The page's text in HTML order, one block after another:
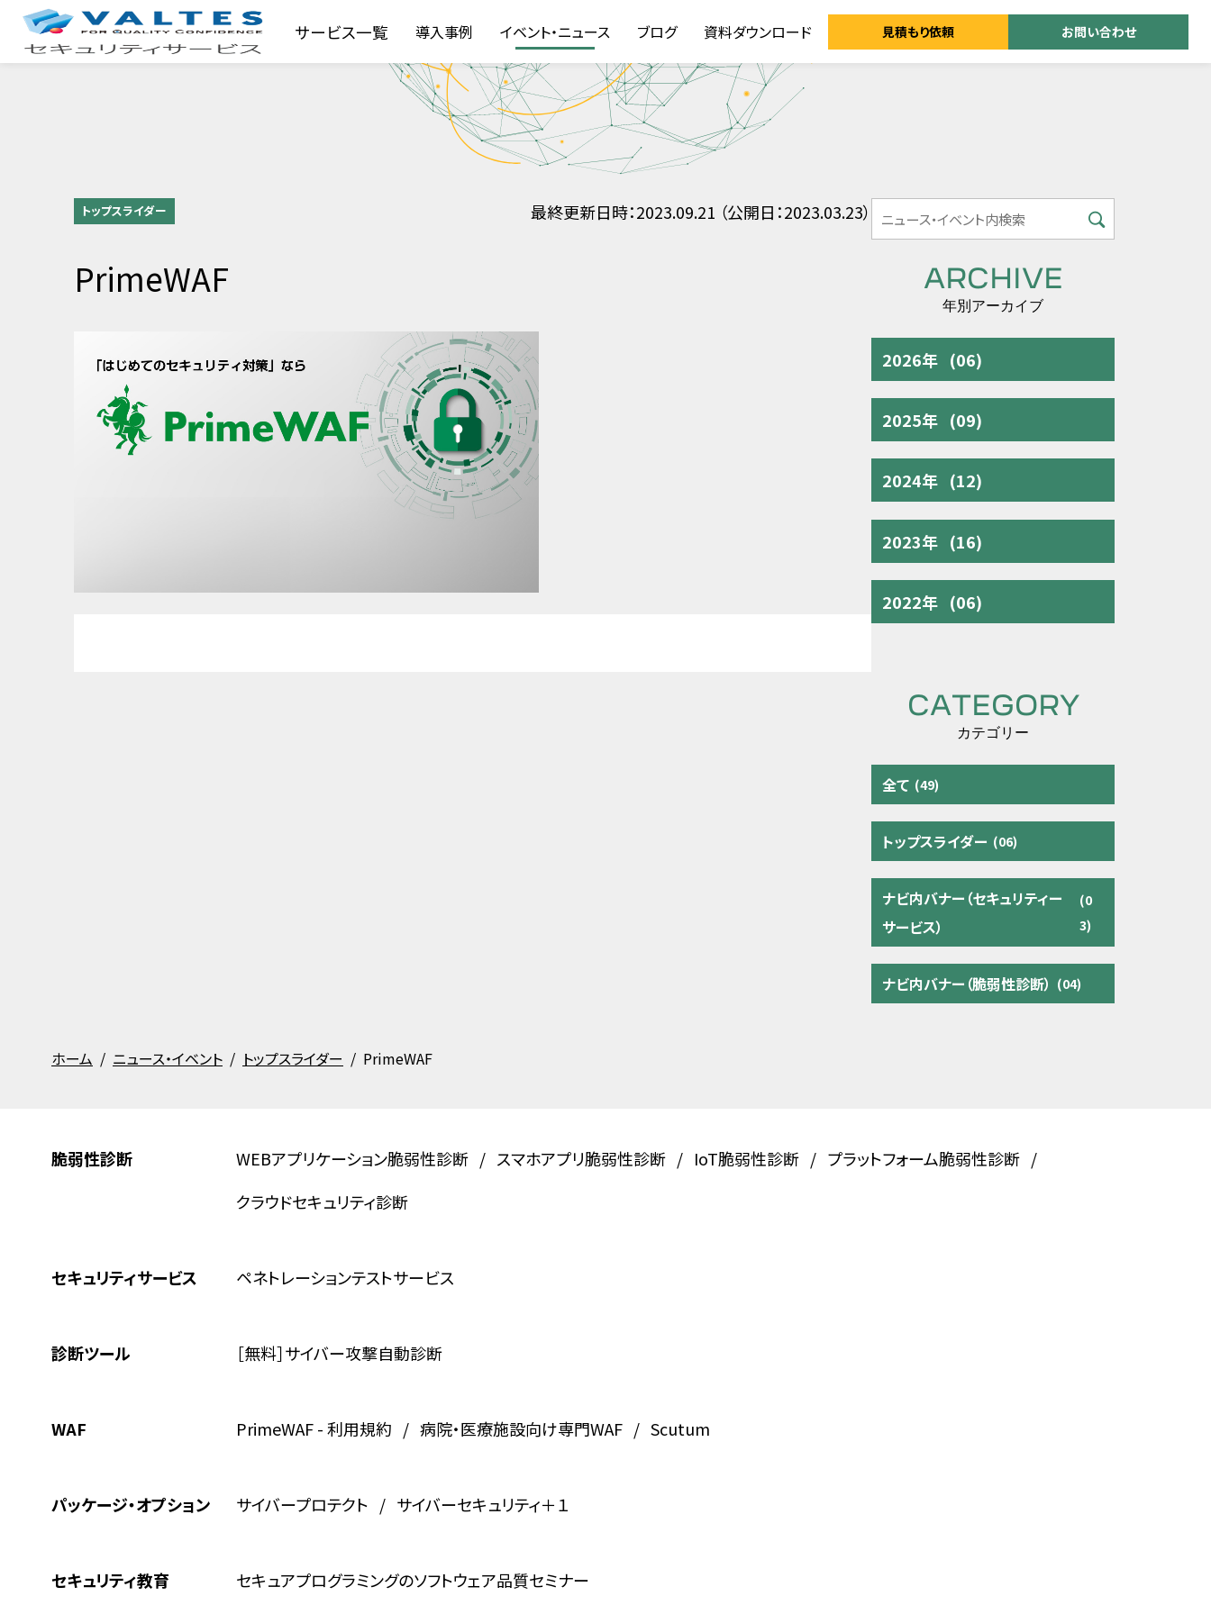
サービス一覧 導入事例 イベント・ニュース ブログ 資料ダウンロード 見積もり依頼 お問い合わせ
トップスライダー 最終更新日時：2023.09.21 （公開日：2023.03.23）
PrimeWAF ARCHIVE
年別アーカイブ
2026年 (06)
2025年 (09)
2024年 (12)
2023年 (16)
2022年 (06)
CATEGORY
カテゴリー
全て (49)
トップスライダー (06)
ナビ内バナー（セキュリティー
サービス）
(0
3)
ナビ内バナー（脆弱性診断） (04)
ホーム ニュース・イベント トップスライダー PrimeWAF
脆弱性診断 WEBアプリケーション脆弱性診断 スマホアプリ脆弱性診断 IoT脆弱性診断
プラットフォーム脆弱性診断
クラウドセキュリティ診断
セキュリティサービス ペネトレーションテストサービス
診断ツール ［無料］サイバー攻撃自動診断
WAF PrimeWAF-利用規約 病院・医療施設向け専門WAF Scutum
パッケージ・オプション サイバープロテクト サイバーセキュリティ＋１
セキュリティ教育 セキュアプログラミングのソフトウェア品質セミナー